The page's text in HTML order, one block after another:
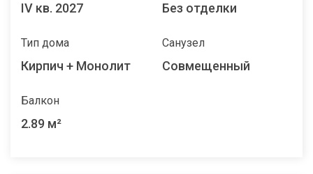
IV кв. 2027 Без отделки
Тип дома
Кирпич + Монолит
Санузел
Совмещенный
Балкон
2.89 м²